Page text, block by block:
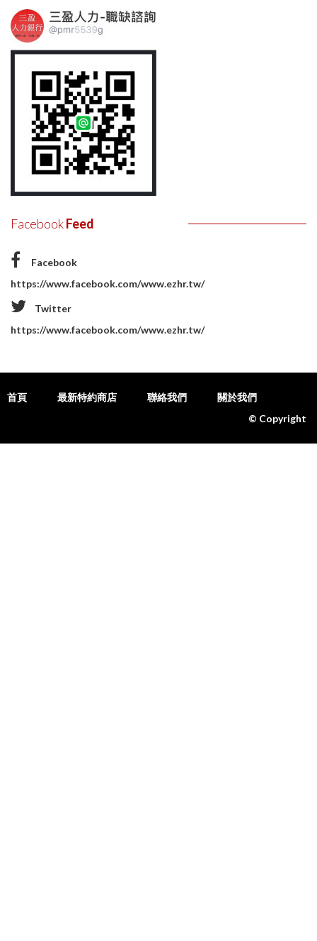
FacebookFeed
Facebook
https://www.facebook.com/www.ezhr.tw/
Twitter
https://www.facebook.com/www.ezhr.tw/
首頁 最新特約商店 聯絡我們
關於我們
© Copyright